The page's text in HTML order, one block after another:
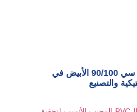
تطبيقات بي في سي 90/100 الأبيض في
والتصنيع